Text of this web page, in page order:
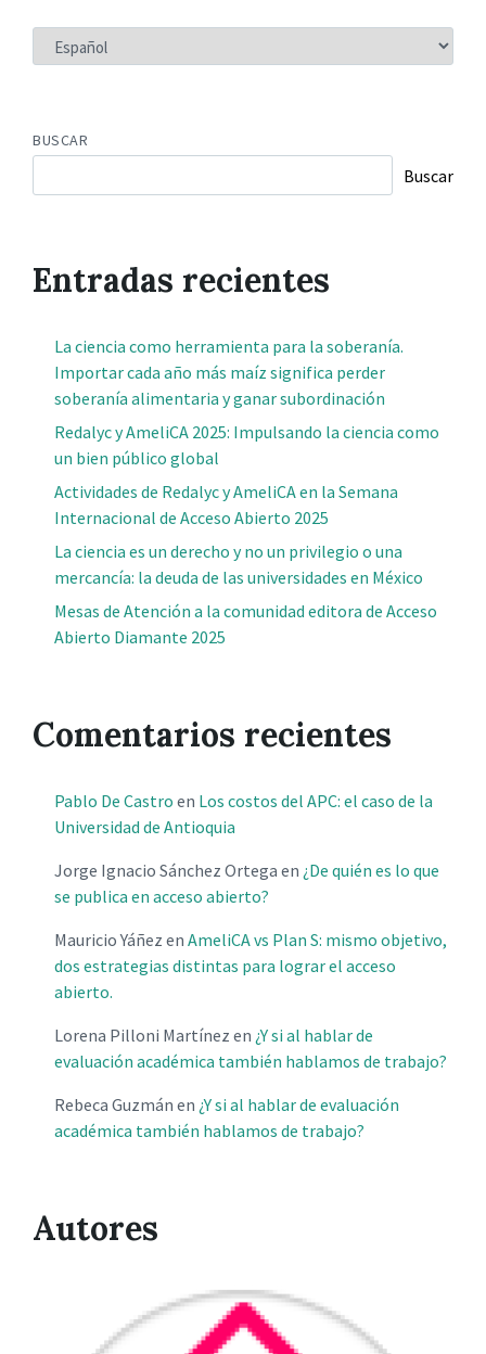
ELEGIR
BUSCAR
Buscar
Entradas recientes
La ciencia como herramienta para la soberanía.
Importar cada año más maíz significa perder
soberanía alimentaria y ganar subordinación
Redalyc y AmeliCA 2025: Impulsando la ciencia como
un bien público global
Actividades de Redalyc y AmeliCA en la Semana
Internacional de Acceso Abierto 2025
La ciencia es un derecho y no un privilegio o una
mercancía: la deuda de las universidades en México
Mesas de Atención a la comunidad editora de Acceso
Abierto Diamante 2025
Comentarios recientes
Pablo De Castro en Los costos del APC: el caso de la
Universidad de Antioquia
Jorge Ignacio Sánchez Ortega en ¿De quién es lo que
se publica en acceso abierto?
Mauricio Yáñez en AmeliCA vs Plan S: mismo objetivo,
dos estrategias distintas para lograr el acceso
abierto.
Lorena Pilloni Martínez en ¿Y si al hablar de
evaluación académica también hablamos de trabajo?
Rebeca Guzmán en ¿Y si al hablar de evaluación
académica también hablamos de trabajo?
Autores